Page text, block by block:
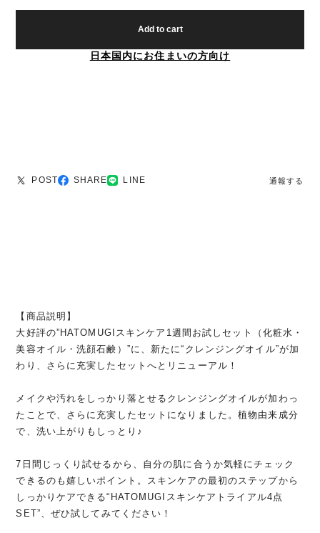
Add to cart
日本国内にお住まいの方向け
POST SHARE LINE 通報する
【商品説明】
大好評の”HATOMUGIスキンケア1週間お試しセット（化粧水・
美容オイル・洗顔石鹸）”に、新たに“クレンジングオイル”が加
わり、さらに充実したセットへとリニューアル！
メイクや汚れをしっかり落とせるクレンジングオイルが加わっ
たことで、さらに充実したセットになりました。植物由来成分
で、洗い上がりもしっとり♪
7日間じっくり試せるから、自分の肌に合うか気軽にチェック
できるのも嬉しいポイント。スキンケアの最初のステップから
しっかりケアできる“HATOMUGIスキンケアトライアル4点
SET”、ぜひ試してみてください！